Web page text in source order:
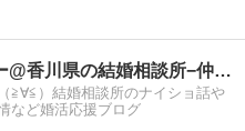
良縁紹介センター@香川県の結婚相談所−仲人ブログ
≧∀≦）結婚相談所のナイショ話や
など婚活応援ブログ